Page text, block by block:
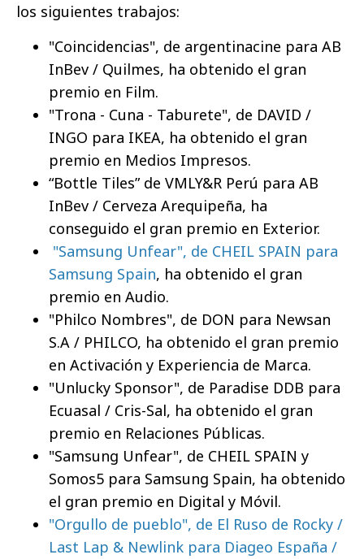
los siguientes trabajos:
"Coincidencias", de argentinacine para AB
InBev / Quilmes, ha obtenido el gran
premio en Film.
"Trona - Cuna - Taburete", de DAVID /
INGO para IKEA, ha obtenido el gran
premio en Medios Impresos.
“Bottle Tiles” de VMLY&R Perú para AB
InBev / Cerveza Arequipeña, ha
conseguido el gran premio en Exterior.
"Samsung Unfear", de CHEIL SPAIN para
Samsung Spain, ha obtenido el gran
premio en Audio.
"Philco Nombres", de DON para Newsan
S.A / PHILCO, ha obtenido el gran premio
en Activación y Experiencia de Marca.
"Unlucky Sponsor", de Paradise DDB para
Ecuasal / Cris-Sal, ha obtenido el gran
premio en Relaciones Públicas.
"Samsung Unfear", de CHEIL SPAIN y
Somos5 para Samsung Spain, ha obtenido
el gran premio en Digital y Móvil.
"Orgullo de pueblo", de El Ruso de Rocky /
Last Lap & Newlink para Diageo España /